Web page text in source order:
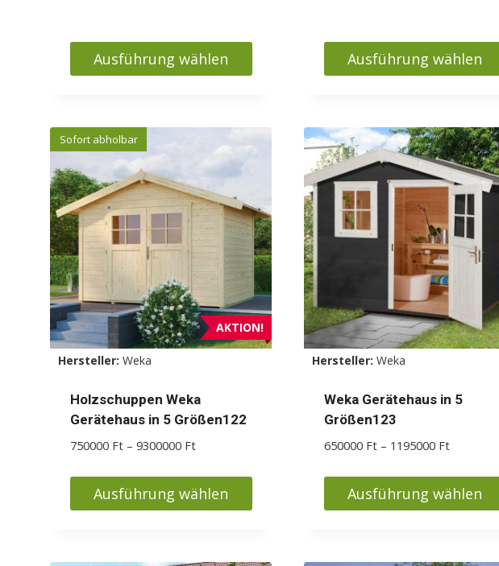
980000 Ft
Ausführung wählen
weist
mehrere
Varianten
auf.
Die
Optionen
können
auf
der
Produktseite
gewählt
werden
675000 Ft
Ausführung wählen
weist
mehrere
Varianten
auf.
Die
Optionen
der
Produktseite
gewählt
werden
AKTION!
Sofort abholbar
Hersteller: Weka
Holzschuppen Weka
Gerätehaus in 5 Größen122
750000 Ft – 9300000 FtPreisspanne:
bis
9300000 Ft
Ausführung wählen
Hersteller: Weka
Weka Gerätehaus in 5
Größen123
650000 Ft – 1195000 Ft
bis
1195000
Ausführung wählen